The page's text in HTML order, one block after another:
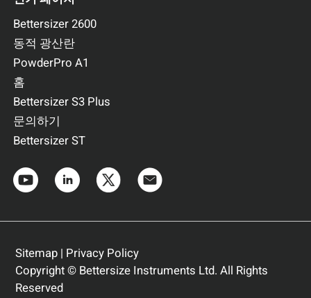
Bettersizer 2600
동적 광산란
PowderPro A1
홈
Bettersizer S3 Plus
문의하기
Bettersizer ST
Sitemap| Privacy Policy
Copyright © Bettersize Instruments Ltd. All Rights
Reserved